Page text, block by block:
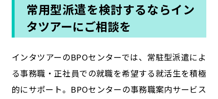
常用型派遣を検討するならイン
タツアーにご相談を
インタツアーのBPOセンターでは、常駐型派遣によ
る事務職・正社員での就職を希望する就活生を積極
的にサポート。BPOセンターの事務職案内サービス